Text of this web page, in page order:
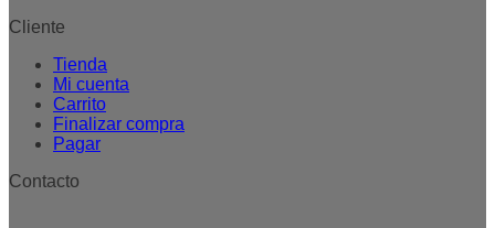
Cliente
Tienda
Mi cuenta
Carrito
Finalizar compra
Pagar
Contacto